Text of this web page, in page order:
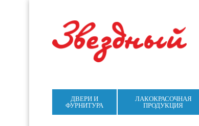
ДВЕРИ И
ФУРНИТУРА
ЛАКОКРАСОЧНАЯ
ПРОДУКЦИЯ